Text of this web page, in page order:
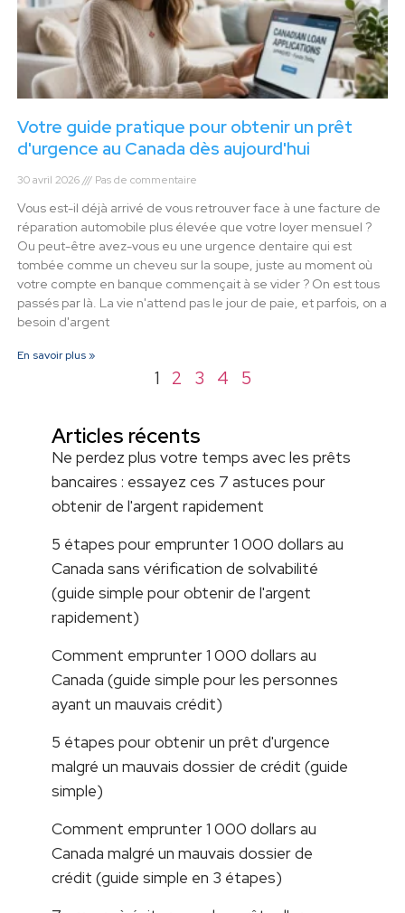
Votre guide pratique pour obtenir un prêt
d'urgence au Canada dès aujourd'hui
30 avril 2026 Pas de commentaire
Vous est-il déjà arrivé de vous retrouver face à une facture de
réparation automobile plus élevée que votre loyer mensuel ?
Ou peut-être avez-vous eu une urgence dentaire qui est
tombée comme un cheveu sur la soupe, juste au moment où
votre compte en banque commençait à se vider ? On est tous
passés par là. La vie n'attend pas le jour de paie, et parfois, on a
besoin d'argent
En savoir plus »
1 2 3 4 5
Articles récents
Ne perdez plus votre temps avec les prêts
bancaires : essayez ces 7 astuces pour
obtenir de l'argent rapidement
5 étapes pour emprunter 1 000 dollars au
Canada sans vérification de solvabilité
(guide simple pour obtenir de l'argent
rapidement)
Comment emprunter 1 000 dollars au
Canada (guide simple pour les personnes
ayant un mauvais crédit)
5 étapes pour obtenir un prêt d'urgence
malgré un mauvais dossier de crédit (guide
simple)
Comment emprunter 1 000 dollars au
Canada malgré un mauvais dossier de
crédit (guide simple en 3 étapes)